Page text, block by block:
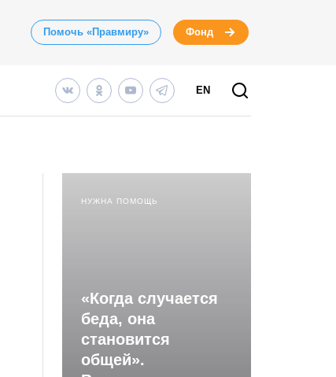
Помочь «Правмиру» Фонд
EN
НУЖНА ПОМОЩЬ
«Когда случается
беда, она
становится
общей».